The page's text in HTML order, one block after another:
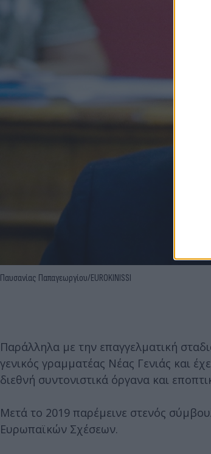
Παυσανίας Παπαγεωργίου/EUROKINISSI
Παράλληλα με την επαγγελματική
γενικός γραμματέας Νέας Γενιάς και
διεθνή συντονιστικά όργανα και
Μετά το 2019 παρέμεινε στενός
Ευρωπαϊκών Σχέσεων.